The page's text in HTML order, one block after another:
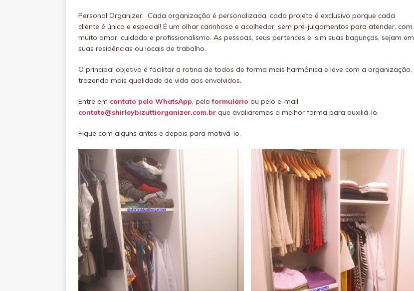
Personal Organizer: Cada organização é personalizada, cada projeto é exclusivo porque cada
cliente é único e especial! É um olhar carinhoso e acolhedor, sem pré-julgamentos para atender, com
muito amor, cuidado e profissionalismo. As pessoas, seus pertences e, sim suas bagunças, sejam em
suas residências ou locais de trabalho.
O principal objetivo é facilitar a rotina de todos de forma mais harmônica e leve com a organização,
trazendo mais qualidade de vida aos envolvidos.
Entre em contato pelo WhatsApp, peloformulário ou pelo e-mail
contato@shirleybizuttiorganizer.com.br que avaliaremos a melhor forma para auxiliá-lo.
Fique com alguns antes e depois para motivá-lo.